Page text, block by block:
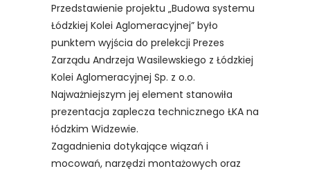
Przedstawienie projektu „Budowa systemu
Łódzkiej Kolei Aglomeracyjnej” było
punktem wyjścia do prelekcji Prezes
Zarządu Andrzeja Wasilewskiego z Łódzkiej
Kolei Aglomeracyjnej Sp. z o.o.
Najważniejszym jej element stanowiła
prezentacja zaplecza technicznego ŁKA na
łódzkim Widzewie.
Zagadnienia dotykające wiązań i
mocowań, narzędzi montażowych oraz